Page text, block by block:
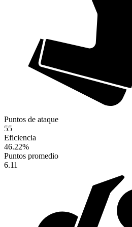
Puntos de ataque
55
Eficiencia
46.22%
Puntos promedio
6.11